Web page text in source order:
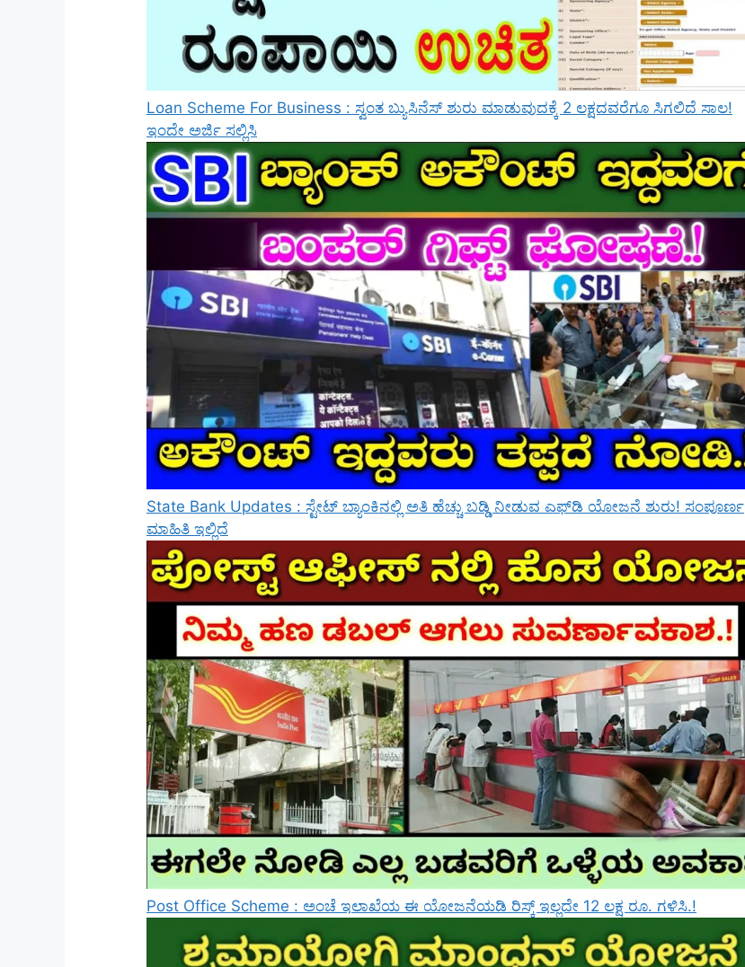
Loan Scheme For Business : ಸ್ವಂತ ಬ್ಯುಸಿನೆಸ್ ಶುರು ಮಾಡುವುದಕ್ಕೆ 2 ಲಕ್ಷದವರೆಗೂ ಸಿಗಲಿದೆ ಸಾಲ!
ಇಂದೇ ಅರ್ಜಿ ಸಲ್ಲಿಸಿ
State Bank Updates : ಸ್ಟೇಟ್ ಬ್ಯಾಂಕಿನಲ್ಲಿ ಅತಿ ಹೆಚ್ಚು ಬಡ್ಡಿ ನೀಡುವ ಎಫ್‌ಡಿ ಯೋಜನೆ ಶುರು! ಸಂಪೂರ್ಣ
ಮಾಹಿತಿ ಇಲ್ಲಿದೆ
Post Office Scheme : ಅಂಚೆ ಇಲಾಖೆಯ ಈ ಯೋಜನೆಯಡಿ ರಿಸ್ಕ್‌ ಇಲ್ಲದೇ 12 ಲಕ್ಷ ರೂ. ಗಳಿಸಿ.!